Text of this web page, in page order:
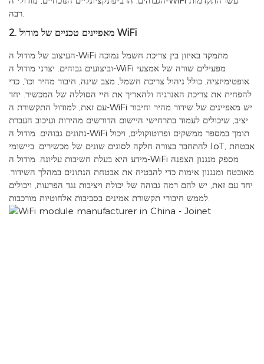
רבה.
2. מאפיינים טכניים של מודול WiFi
העיצוב של מודול ה-WiFi מתמקד באיזון בין צריכת חשמל נמוכה
וביצועים גבוהים. יצרני מודול ה-WiFi מפעילים שורה של אמצעי
אופטימיזציה, כולל ניהול צריכת חשמל, מצב שינה, חיבור מהיר וכו', כדי
להפחית את צריכת האנרגיה ולהאריך את חיי הסוללה של המכשיר. יחד
עם זאת, למודול התקשורת ה-WiFi יש מאפיינים של שידור מהיר וחיבור
יציב, שיכולים לעמוד בתרחישי היישום הדורשים מהירות ועיכוב העברת
נתונים גבוהים. מודול ה-WiFi תומך במספר ממשקים ופרוטוקולים, ויכול
להתחבר בצורה חלקה לסוגים שונים של מכשירים. ביישומי IoT, אבטחת
מידע היא בעלת חשיבות עליונה. מודול ה-WiFi מספק מנגנון הצפנה
מאובטח ומנגנון אימות כדי להבטיח את אבטחת הנתונים במהלך השידור.
יחד עם זאת, יש להם רמה גבוהה של יכולת ויציבות נגד הפרעות, ויכולים
לממש חיבורי תקשורת אמינים בסביבות אלחוטיות מורכבות.